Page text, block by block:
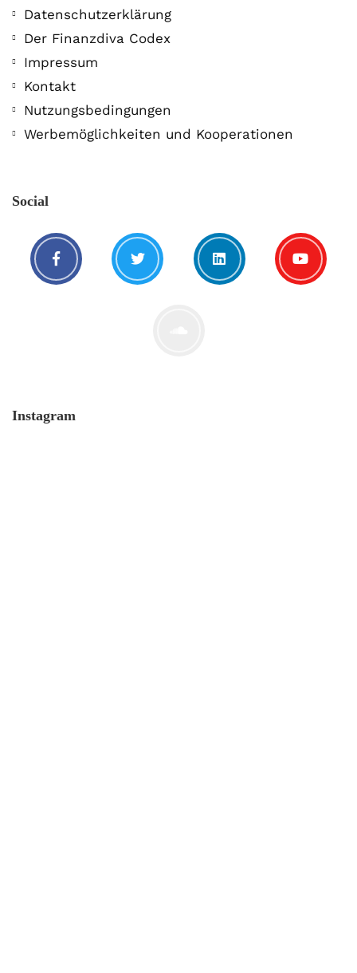
Datenschutzerklärung
Der Finanzdiva Codex
Impressum
Kontakt
Nutzungsbedingungen
Werbemöglichkeiten und Kooperationen
Social
Instagram